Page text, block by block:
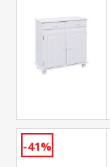
-41%